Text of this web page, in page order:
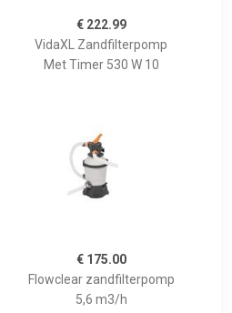
€ 222.99
VidaXL Zandfilterpomp
Met Timer 530 W 10
€ 175.00
Flowclear zandfilterpomp
5,6 m3/h